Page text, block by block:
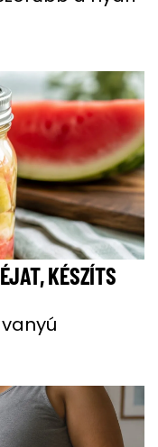
KÉSZÍTS